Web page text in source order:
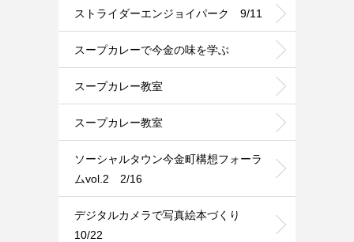
ストライダーエンジョイパーク 9/11
スープカレーで今金の味を学ぶ
スープカレー教室
スープカレー教室
ソーシャルタウン今金町構想フォーラ
ムvol.2 2/16
デジタルカメラで写真絵本づくり
10/22